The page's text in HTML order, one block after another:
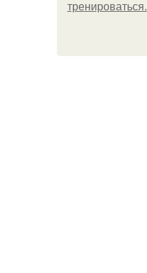
тренироваться.